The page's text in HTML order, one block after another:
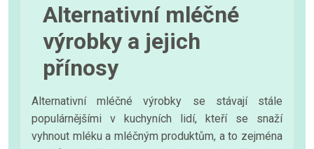
Alternativní mléčné
výrobky a jejich
přínosy
Alternativní mléčné výrobky se stávají stále
populárnějšími v kuchyních lidí, kteří se snaží
vyhnout mléku a mléčným produktům, a to zejména